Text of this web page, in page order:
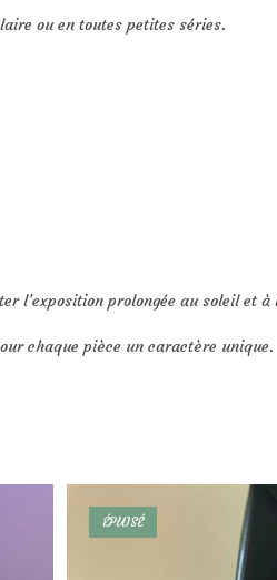
ou en toutes petites séries.
l’exposition prolongée au soleil et à
chaque pièce un caractère unique.
ÉPUISÉ